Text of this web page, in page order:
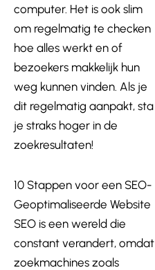
computer. Het is ook slim
om regelmatig te checken
hoe alles werkt en of
bezoekers makkelijk hun
weg kunnen vinden. Als je
dit regelmatig aanpakt, sta
je straks hoger in de
zoekresultaten!
10 Stappen voor een SEO-
Geoptimaliseerde Website
SEO is een wereld die
constant verandert, omdat
zoekmachines zoals